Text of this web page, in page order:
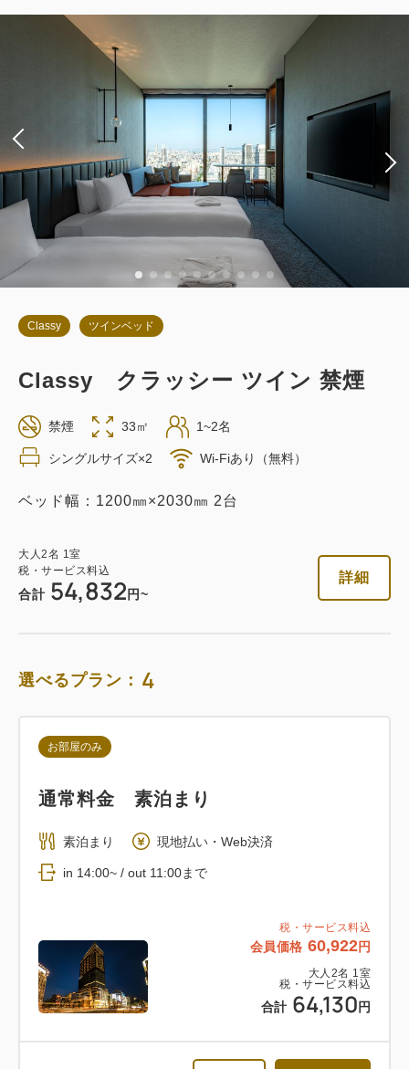
会員価格
大人2名
税・サービス料込
合計 71,730
現地払い・Web決済
in 14:00~ / out 11:00まで
詳細 今すぐ予約
54,832円
お部屋のみ
返金不可 素泊まり
in 14:00~ / out 11:00まで
詳細 今すぐ予約
税・サービス料込
62,052
税・サービス料込
返金不可 朝食付き
in 14:00~ / out 11:00まで
Classy ツインベッド
Classy クラッシー ツイン 禁煙
禁煙 33㎡ 1~2名
シングルサイズ×2 Wi-Fiあり（無料）
ベッド幅：1200㎜×2030㎜ 2台
大人 2名 1 室
税・サービス料込
合計 54,832 円~
詳細
選べるプラン： 4
税・サービス料込
会員価格 60,922円
大人 2名 1 室
税・サービス料込
合計 64,130 円
お部屋のみ
通常料金 素泊まり
素泊まり 現地払い・Web決済
in 14:00~ / out 11:00まで